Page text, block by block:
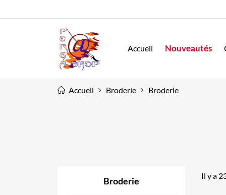
Accueil Nouveautés
Accueil Broderie Broderie
Broderie Il y a